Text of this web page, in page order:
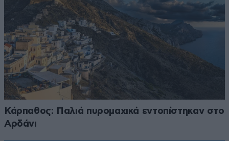
Κάρπαθος: Παλιά πυρομαχικά εντοπίστηκαν στο
Αρδάνι